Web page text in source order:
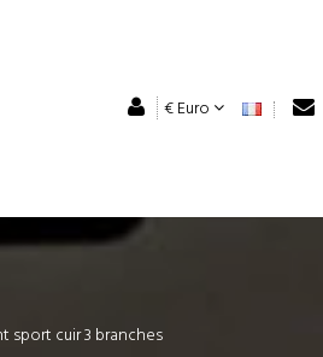
€ Euro
sport cuir 3 branches